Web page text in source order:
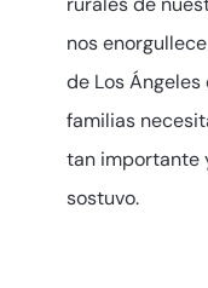
nos
de Los
familias
tan importante
sostuvo.